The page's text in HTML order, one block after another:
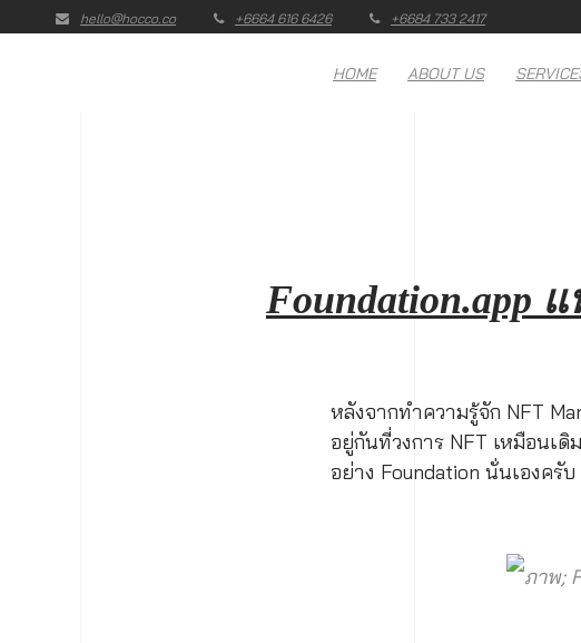
hello@hocco.co +6664 616 6426 +6684 733 2417
HOME ABOUT US
Foundation.app
หลังจากทำความรู้จัก NFT
อยู่กันที่วงการ NFT เหมือนเ
อย่าง Foundation นั่นเองครับ
ภาพ;